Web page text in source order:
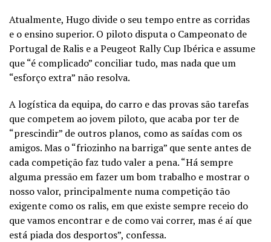
Atualmente, Hugo divide o seu tempo entre as corridas
e o ensino superior. O piloto disputa o Campeonato de
Portugal de Ralis e a Peugeot Rally Cup Ibérica e assume
que “é complicado” conciliar tudo, mas nada que um
“esforço extra” não resolva.
A logística da equipa, do carro e das provas são tarefas
que competem ao jovem piloto, que acaba por ter de
“prescindir” de outros planos, como as saídas com os
amigos. Mas o “friozinho na barriga” que sente antes de
cada competição faz tudo valer a pena. “Há sempre
alguma pressão em fazer um bom trabalho e mostrar o
nosso valor, principalmente numa competição tão
exigente como os ralis, em que existe sempre receio do
que vamos encontrar e de como vai correr, mas é aí que
está piada dos desportos”, confessa.